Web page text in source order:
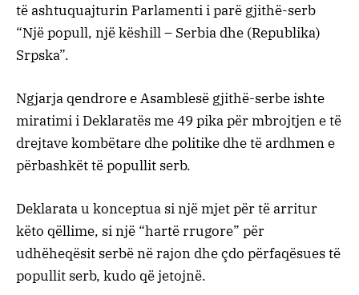
të ashtuquajturin Parlamenti i parë gjithë-serb
“Një popull, një këshill – Serbia dhe (Republika)
Srpska”.
Ngjarja qendrore e Asamblesë gjithë-serbe ishte
miratimi i Deklaratës me 49 pika për mbrojtjen e të
drejtave kombëtare dhe politike dhe të ardhmen e
përbashkët të popullit serb.
Deklarata u konceptua si një mjet për të arritur
këto qëllime, si një “hartë rrugore” për
udhëheqësit serbë në rajon dhe çdo përfaqësues të
popullit serb, kudo që jetojnë.